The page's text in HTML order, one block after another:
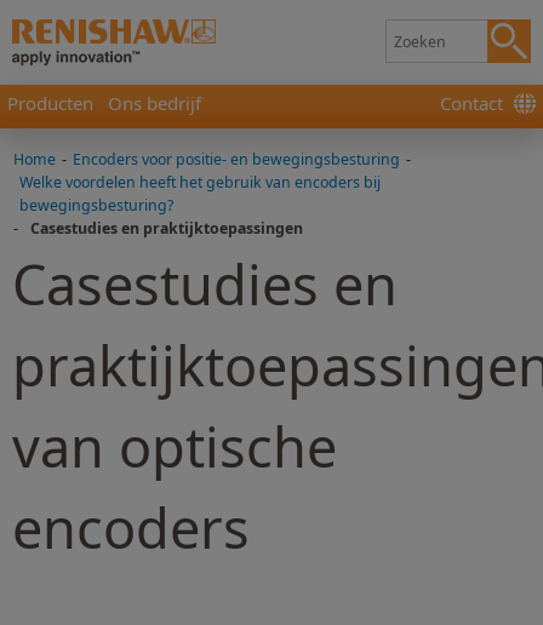
Producten Ons bedrijf Contact
Home - Encoders voor positie- en bewegingsbesturing -
Welke voordelen heeft het gebruik van encoders bij
bewegingsbesturing?
- Casestudies en praktijktoepassingen
Casestudies en
van optische
encoders